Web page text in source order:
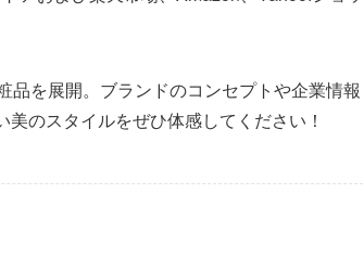
を展開。ブランドのコンセプトや企業情
のスタイルをぜひ体感してください！